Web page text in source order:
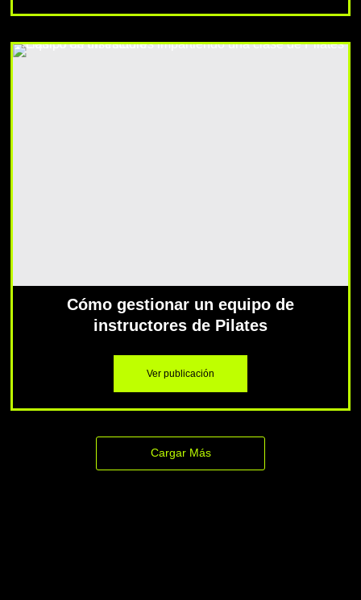
Cómo gestionar un equipo de
instructores de Pilates
Ver publicación
Cargar Más